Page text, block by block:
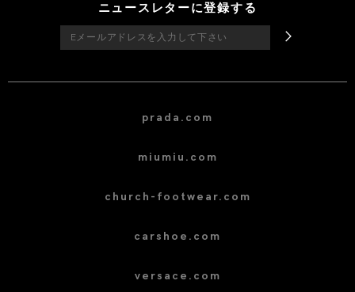
ニュースレターに登録する
prada.com
miumiu.com
church-footwear.com
carshoe.com
versace.com